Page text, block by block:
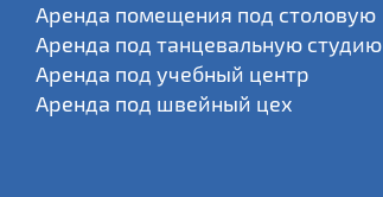
Аренда помещения под столовую
Аренда под танцевальную студию
Аренда под учебный центр
Аренда под швейный цех